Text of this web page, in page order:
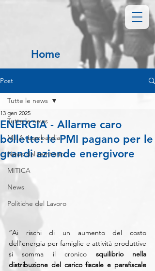
Home
Post
Tutte le news
M.I.A. Lombardia
News dal territorio
MITICA
News
Politiche del Lavoro
Tutte le news
ENERGIA - Allarme caro
bollette: le PMI pagano per le
grandi aziende energivore
13 gen 2025
“Ai rischi di un aumento del costo
dell’energia per famiglie e attività produttive
si somma il cronico squilibrio nella
distribuzione del carico fiscale e parafiscale